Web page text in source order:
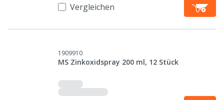
Vergleichen
1909910
MS Zinkoxidspray 200 ml, 12 Stück